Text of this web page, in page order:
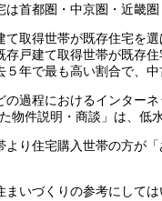
首都圏・中京圏・近畿圏
取得世帯が既存住宅を
戸建て取得世帯が既存
年で最も高い割合で、
過程におけるインター
件説明・商談」は、低
り住宅購入世帯の方
いづくりの参考にしては